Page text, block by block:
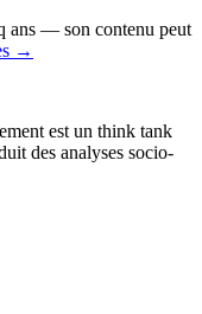
ans — son contenu peut
→
est un think tank
des analyses socio-